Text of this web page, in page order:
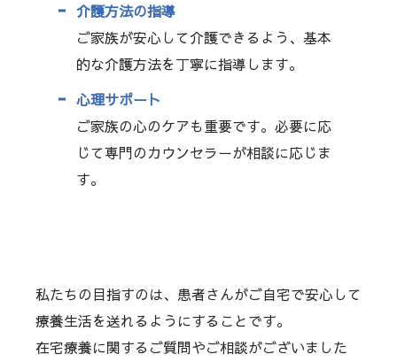
介護方法の指導
ご家族が安心して介護できるよう、基本
的な介護方法を丁寧に指導します。
心理サポート
ご家族の心のケアも重要です。必要に応
じて専門のカウンセラーが相談に応じま
す。
私たちの目指すのは、患者さんがご自宅で安心して
療養生活を送れるようにすることです。
在宅療養に関するご質問やご相談がございました